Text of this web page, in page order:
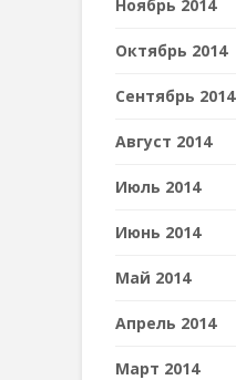
Ноябрь 2014
Октябрь 2014
Сентябрь 2014
Август 2014
Июль 2014
Июнь 2014
Май 2014
Апрель 2014
Март 2014